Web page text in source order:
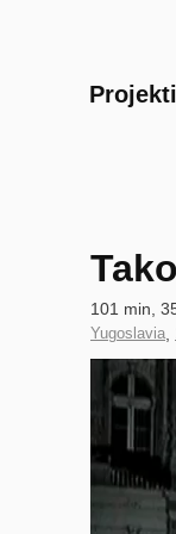
Projekti
Technical
data
101 min,
Country
of
Production
Yugoslavia
Clip